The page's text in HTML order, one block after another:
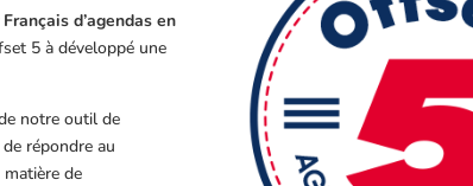
d’agendas en
5 à développé une
notre outil de
répondre au
de